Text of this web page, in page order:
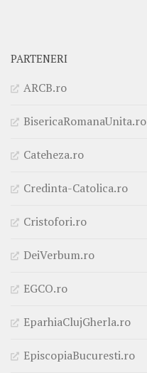
PARTENERI
ARCB.ro
BisericaRomanaUnita.ro
Cateheza.ro
Credinta-Catolica.ro
Cristofori.ro
DeiVerbum.ro
EGCO.ro
EparhiaClujGherla.ro
EpiscopiaBucuresti.ro